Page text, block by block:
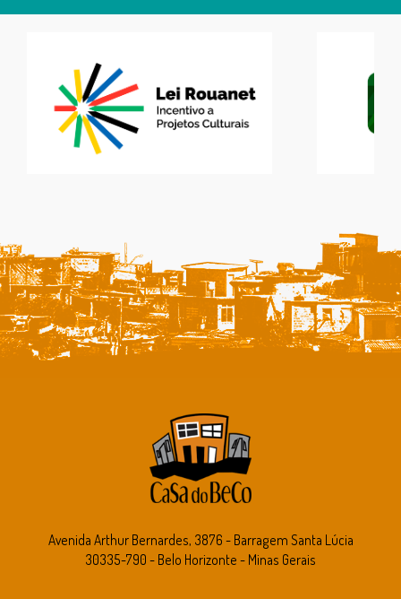
Avenida Arthur Bernardes, 3876 - Barragem Santa Lúcia
30335-790 - Belo Horizonte - Minas Gerais